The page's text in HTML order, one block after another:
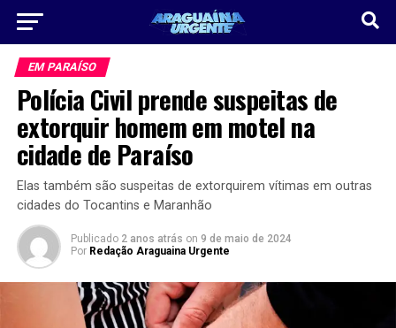
EM PARAÍSO
Polícia Civil prende suspeitas de
extorquir homem em motel na
cidade de Paraíso
Elas também são suspeitas de extorquirem vítimas em outras
cidades do Tocantins e Maranhão
Publicado 2 anos atrás on 9 de maio de 2024
Por Redação Araguaina Urgente